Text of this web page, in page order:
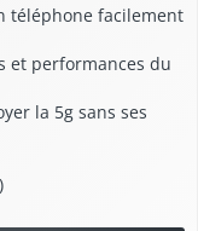
téléphone facilement
et performances du
la 5g sans ses